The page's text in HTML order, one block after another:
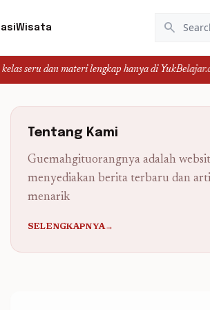
Wisata search
dan materi lengkap hanya di YukBelajar.com.
Tentang Kami
Guemahgituorangnya adalah
menyediakan berita terbaru dan
menarik
SELENGKAPNYA→